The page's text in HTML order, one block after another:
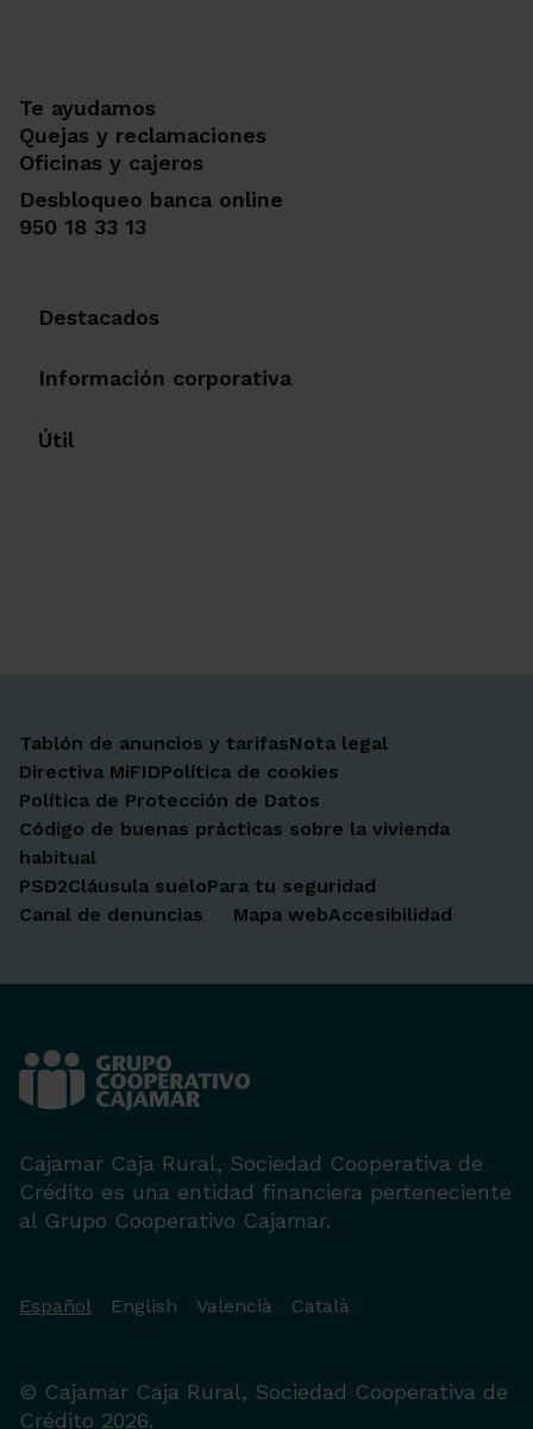
Te ayudamos
Quejas y reclamaciones
Oficinas y cajeros
Desbloqueo banca online
950 18 33 13
Destacados
Información corporativa
Útil
Tablón de anuncios y tarifasNota legal
Directiva MiFIDPolítica de cookies
Política de Protección de Datos
Código de buenas prácticas sobre la vivienda
habitual
PSD2Cláusula sueloPara tu seguridad
Canal de denuncias
Mapa webAccesibilidad
Cajamar Caja Rural, Sociedad Cooperativa de
Crédito es una entidad financiera perteneciente
al Grupo Cooperativo Cajamar.
Español English Valencià Català
© Cajamar Caja Rural, Sociedad Cooperativa de
Crédito 2026.